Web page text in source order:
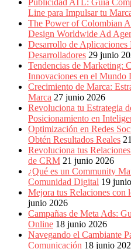
Line para Impulsar tu
The Power of Colombian
Design Worldwide Ad
Desarrollo de Aplicaciones
Desarrolladores 29 junio
Tendencias de Marketing:
Innovaciones en el Mundo
Crecimiento de Marca:
Marca 27 junio 2026
Revoluciona tu Estrategia
Posicionamiento en
Optimización en Redes
Obtén Resultados Reales
Revoluciona tus
de CRM 21 junio 2026
¿Qué es un Community
Comunidad Digital 19
Mejora tus Relaciones
junio 2026
Campañas de Meta Ads:
Online 18 junio 2026
Navegando el Cambiante
Comunicación 18 junio